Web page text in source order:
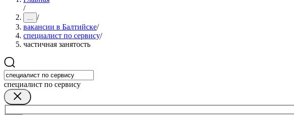
/
... /
вакансии в Балтийске/
специалист по сервису/
частичная занятость
специалист по сервису